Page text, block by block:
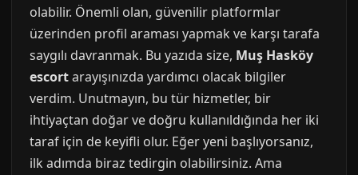
olabilir. Önemli olan, güvenilir platformlar
üzerinden profil araması yapmak ve karşı tarafa
saygılı davranmak. Bu yazıda size, Muş Hasköy
escortarayışınızda yardımcı olacak bilgiler
verdim. Unutmayın, bu tür hizmetler, bir
ihtiyaçtan doğar ve doğru kullanıldığında her iki
taraf için de keyifli olur. Eğer yeni başlıyorsanız,
ilk adımda biraz tedirgin olabilirsiniz. Ama